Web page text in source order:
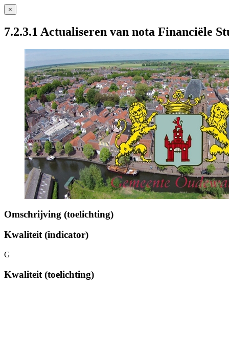
×
7.2.3.1 Actualiseren van nota Financiële
Omschrijving (toelichting)
Kwaliteit (indicator)
G
Kwaliteit (toelichting)